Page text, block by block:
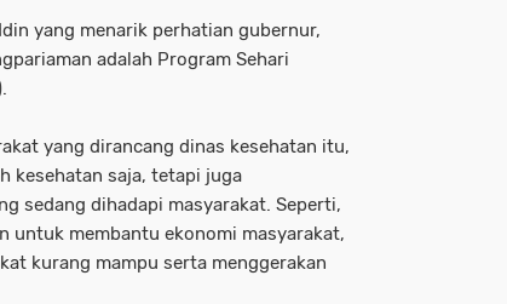
yang menarik perhatian gubernur,
adalah Program Sehari
yang dirancang dinas kesehatan itu,
kesehatan saja, tetapi juga
sedang dihadapi masyarakat. Seperti,
untuk membantu ekonomi masyarakat,
kurang mampu serta menggerakan